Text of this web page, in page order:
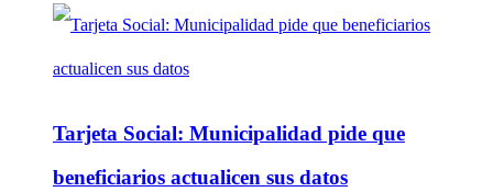
Tarjeta Social: Municipalidad pide que
beneficiarios actualicen sus datos